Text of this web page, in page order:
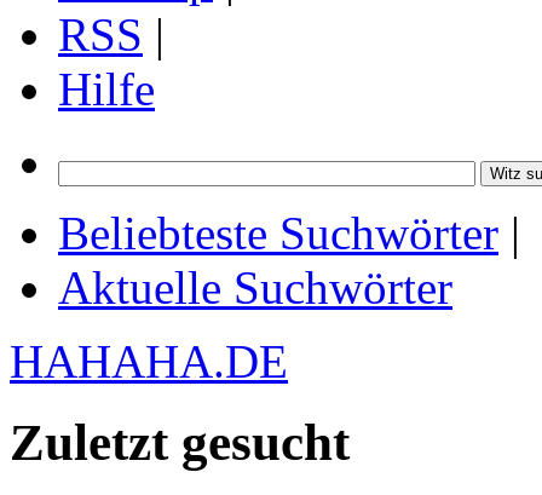
RSS |
Hilfe
Beliebteste Suchwörter |
Aktuelle Suchwörter
HAHAHA.DE
Zuletzt gesucht